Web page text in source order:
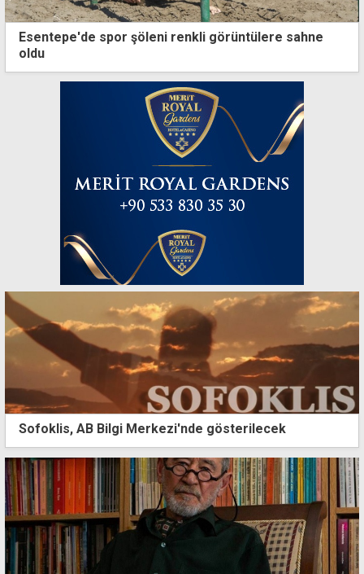
Esentepe'de spor şöleni renkli görüntülere sahne
oldu
Sofoklis, AB Bilgi Merkezi'nde gösterilecek